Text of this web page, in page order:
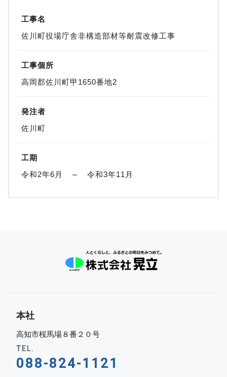
工事名
佐川町役場庁舎非構造部材等耐震改修工事
工事個所
高岡郡佐川町甲1650番地2
発注者
佐川町
工期
令和2年6月 ～ 令和3年11月
本社
高知市桜馬場８番２０号
TEL.
088-824-1121